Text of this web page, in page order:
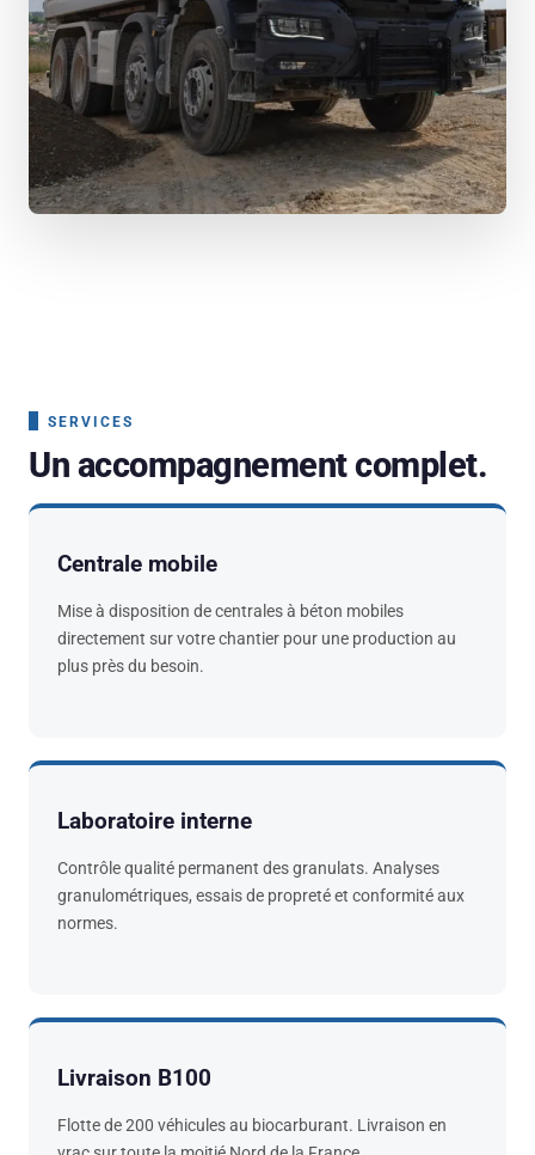
SERVICES
Un accompagnement complet.
Centrale mobile
Mise à disposition de centrales à béton mobiles
directement sur votre chantier pour une production au
plus près du besoin.
Laboratoire interne
Contrôle qualité permanent des granulats. Analyses
granulométriques, essais de propreté et conformité aux
normes.
Livraison B100
Flotte de 200 véhicules au biocarburant. Livraison en